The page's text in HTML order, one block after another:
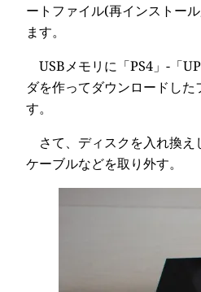
ートファイル(再インストー
ます。
USBメモリに「PS4」-「
ダを作ってダウンロードし
す。
さて、ディスクを入れ換え
ケーブルなどを取り外す。